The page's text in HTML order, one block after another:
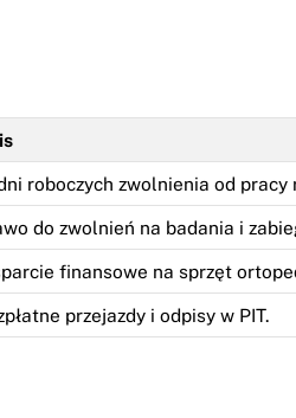
roboczych zwolnienia od pracy
do zwolnień na badania i
finansowe na sprzęt
przejazdy i odpisy w PIT.